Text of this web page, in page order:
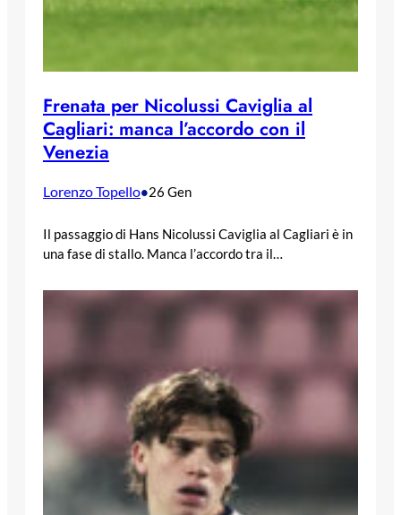
Frenata per Nicolussi Caviglia al
Cagliari: manca l’accordo con il
Venezia
Lorenzo Topello•26 Gen
Il passaggio di Hans Nicolussi Caviglia al Cagliari è in
una fase di stallo. Manca l’accordo tra il…